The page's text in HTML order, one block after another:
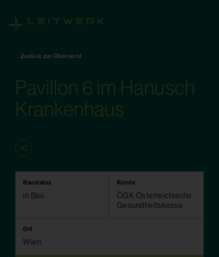
Zurück zur Übersicht
Pavillon 6 im Hanusch
Krankenhaus
Ort
Wien
Baustatus
in Bau
Kunde
ÖGK Österreichische
Gesundheitskasse